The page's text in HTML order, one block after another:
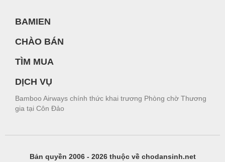
BAMIEN
CHÀO BÁN
TÌM MUA
DỊCH VỤ
Bamboo Airways chính thức khai trương Phòng chờ Thương
gia tại Côn Đảo
Bản quyền 2006 - 2026 thuộc về chodansinh.net